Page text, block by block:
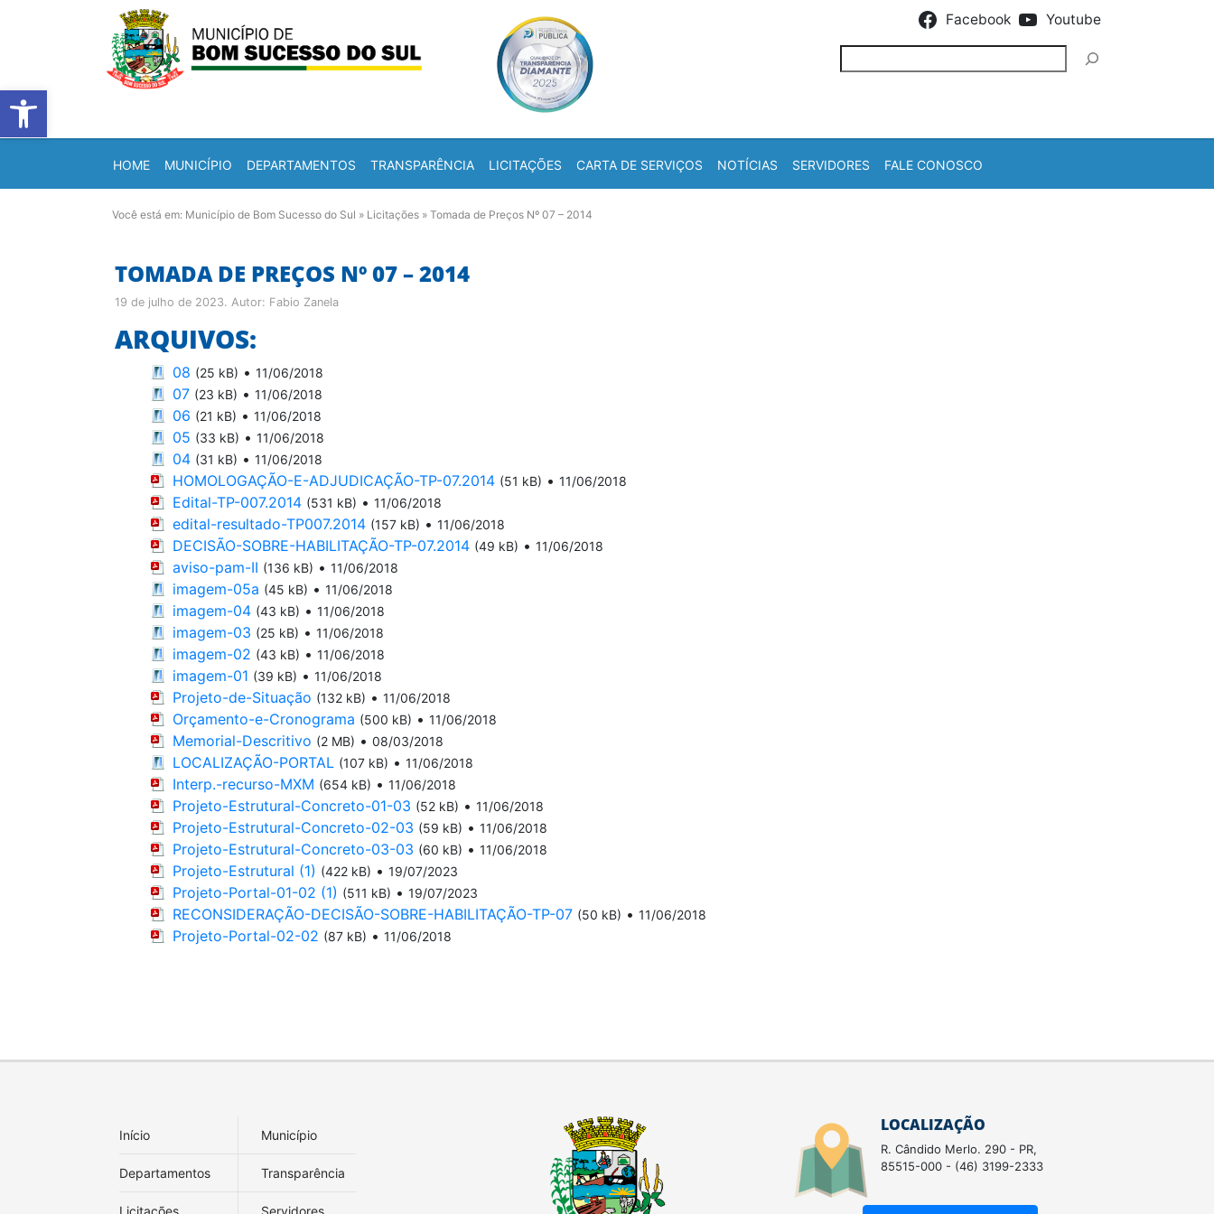
Barra de Ferramentas Aberta
Facebook Youtube
HOME MUNICÍPIO DEPARTAMENTOS TRANSPARÊNCIA LICITAÇÕES CARTA DE SERVIÇOS NOTÍCIAS SERVIDORES FALE CONOSCO
Você está em: Município de Bom Sucesso do Sul » Licitações » Tomada de Preços Nº 07 – 2014
TOMADA DE PREÇOS Nº 07 – 2014
19 de julho de 2023. Autor: Fabio Zanela
ARQUIVOS:
08 (25 kB) • 11/06/2018
07 (23 kB) • 11/06/2018
06 (21 kB) • 11/06/2018
05 (33 kB) • 11/06/2018
04 (31 kB) • 11/06/2018
HOMOLOGAÇÃO-E-ADJUDICAÇÃO-TP-07.2014 (51 kB) • 11/06/2018
Edital-TP-007.2014 (531 kB) • 11/06/2018
edital-resultado-TP007.2014 (157 kB) • 11/06/2018
DECISÃO-SOBRE-HABILITAÇÃO-TP-07.2014 (49 kB) • 11/06/2018
aviso-pam-II (136 kB) • 11/06/2018
imagem-05a (45 kB) • 11/06/2018
imagem-04 (43 kB) • 11/06/2018
imagem-03 (25 kB) • 11/06/2018
imagem-02 (43 kB) • 11/06/2018
imagem-01 (39 kB) • 11/06/2018
Projeto-de-Situação (132 kB) • 11/06/2018
Orçamento-e-Cronograma (500 kB) • 11/06/2018
Memorial-Descritivo (2 MB) • 08/03/2018
LOCALIZAÇÃO-PORTAL (107 kB) • 11/06/2018
Interp.-recurso-MXM (654 kB) • 11/06/2018
Projeto-Estrutural-Concreto-01-03 (52 kB) • 11/06/2018
Projeto-Estrutural-Concreto-02-03 (59 kB) • 11/06/2018
Projeto-Estrutural-Concreto-03-03 (60 kB) • 11/06/2018
Projeto-Estrutural (1) (422 kB) • 19/07/2023
Projeto-Portal-01-02 (1) (511 kB) • 19/07/2023
RECONSIDERAÇÃO-DECISÃO-SOBRE-HABILITAÇÃO-TP-07 (50 kB) • 11/06/2018
Projeto-Portal-02-02 (87 kB) • 11/06/2018
Início Município
Departamentos Transparência
Licitações Servidores
LOCALIZAÇÃO
R. Cândido Merlo. 290 - PR,
85515-000 - (46) 3199-2333